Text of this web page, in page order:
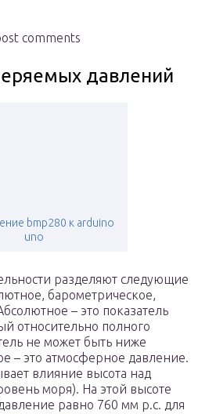
comments
давлений
bmp280 к arduino
uno
разделяют следующие
барометрическое,
– это показатель
относительно полного
не может быть ниже
– это атмосферное давление.
влияние высота над
моря). На этой высоте
равно 760 мм р.с. для